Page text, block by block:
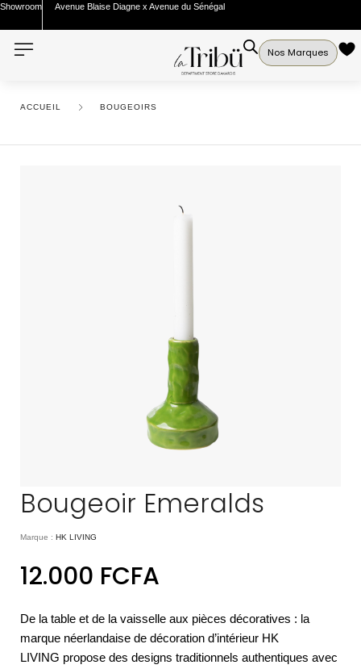
Showroom Avenue Blaise Diagne x Avenue du Sénégal
Nos Marques
ACCUEIL BOUGEOIRS
Bougeoir Emeralds
Marque : HK LIVING
12.000 FCFA
De la table et de la vaisselle aux pièces décoratives : la
marque néerlandaise de décoration d’intérieur HK
LIVING propose des designs traditionnels authentiques avec